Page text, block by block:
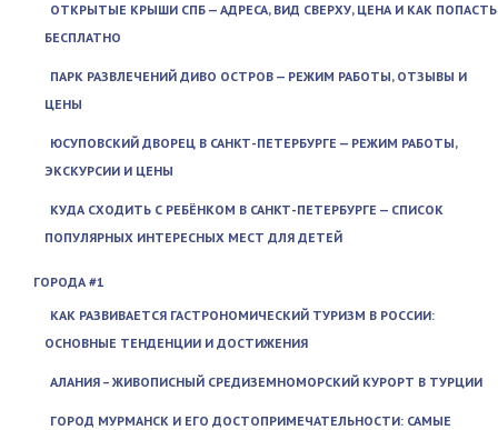
ОТКРЫТЫЕ КРЫШИ СПБ — АДРЕСА, ВИД СВЕРХУ, ЦЕНА И КАК ПОПАСТЬ
БЕСПЛАТНО
ПАРК РАЗВЛЕЧЕНИЙ ДИВО ОСТРОВ — РЕЖИМ РАБОТЫ, ОТЗЫВЫ И
ЦЕНЫ
ЮСУПОВСКИЙ ДВОРЕЦ В САНКТ-ПЕТЕРБУРГЕ — РЕЖИМ РАБОТЫ,
ЭКСКУРСИИ И ЦЕНЫ
КУДА СХОДИТЬ С РЕБЁНКОМ В САНКТ-ПЕТЕРБУРГЕ — СПИСОК
ПОПУЛЯРНЫХ ИНТЕРЕСНЫХ МЕСТ ДЛЯ ДЕТЕЙ
ГОРОДА #1
КАК РАЗВИВАЕТСЯ ГАСТРОНОМИЧЕСКИЙ ТУРИЗМ В РОССИИ:
ОСНОВНЫЕ ТЕНДЕНЦИИ И ДОСТИЖЕНИЯ
АЛАНИЯ – ЖИВОПИСНЫЙ СРЕДИЗЕМНОМОРСКИЙ КУРОРТ В ТУРЦИИ
ГОРОД МУРМАНСК И ЕГО ДОСТОПРИМЕЧАТЕЛЬНОСТИ: САМЫЕ